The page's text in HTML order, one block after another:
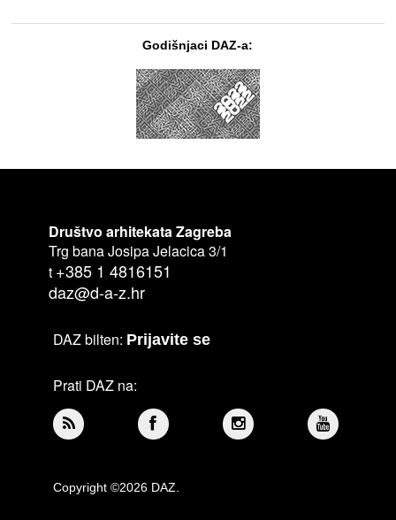
Godišnjaci DAZ-a:
Društvo arhitekata Zagreba
Trg bana Josipa Jelacica 3/1
t +385 1 4816151
daz@d-a-z.hr
DAZ bilten: Prijavite se
Prati DAZ na:
Copyright ©2026 DAZ.